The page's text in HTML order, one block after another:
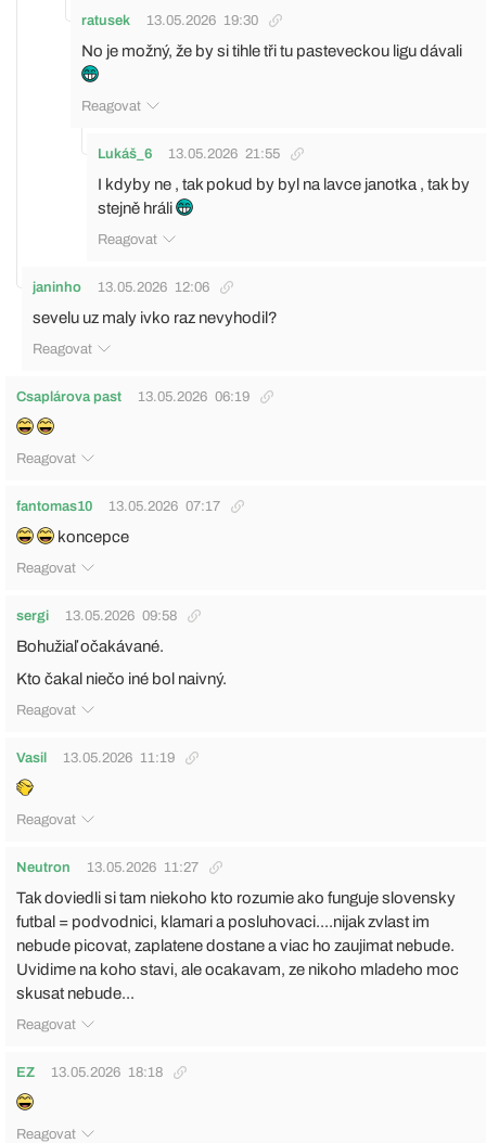
ratusek 13.05.2026 19:30
No je možný, že by si tihle tři tu pasteveckou ligu dávali
Reagovat
Lukáš_6 13.05.2026 21:55
I kdyby ne , tak pokud by byl na lavce janotka , tak by
stejně hráli
Reagovat
janinho 13.05.2026 12:06
sevelu uz maly ivko raz nevyhodil?
Reagovat
Csaplárova past 13.05.2026 06:19
Reagovat
fantomas10 13.05.2026 07:17
koncepce
Reagovat
sergi 13.05.2026 09:58
Bohužiaľ očakávané.
Kto čakal niečo iné bol naivný.
Reagovat
Vasil 13.05.2026 11:19
Reagovat
Neutron 13.05.2026 11:27
Tak doviedli si tam niekoho kto rozumie ako funguje slovensky
futbal = podvodnici, klamari a posluhovaci....nijak zvlast im
nebude picovat, zaplatene dostane a viac ho zaujimat nebude.
Uvidime na koho stavi, ale ocakavam, ze nikoho mladeho moc
skusat nebude...
Reagovat
EZ 13.05.2026 18:18
Reagovat